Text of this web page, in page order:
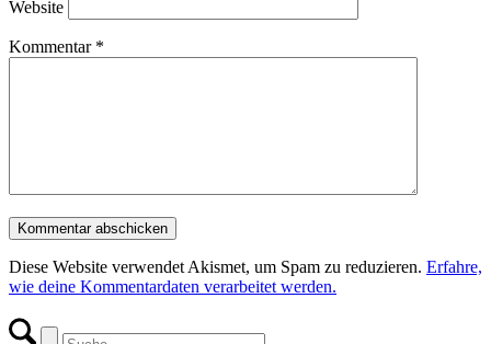
Website
Kommentar *
Diese Website verwendet Akismet, um Spam zu reduzieren. Erfahre,
wie deine Kommentardaten verarbeitet werden.